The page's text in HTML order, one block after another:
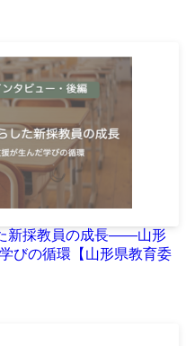
新採教員の成長――山形
びの循環【山形県教育委